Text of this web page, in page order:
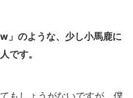
」のような、少し小馬鹿に
です。